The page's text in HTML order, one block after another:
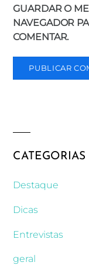
GUARDAR O
NAVEGADOR
COMENTAR.
CATEGORIAS
Destaque
Dicas
Entrevistas
geral